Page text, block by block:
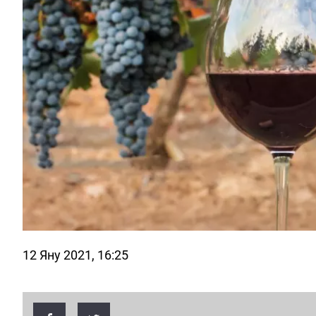
12 Яну 2021, 16:25